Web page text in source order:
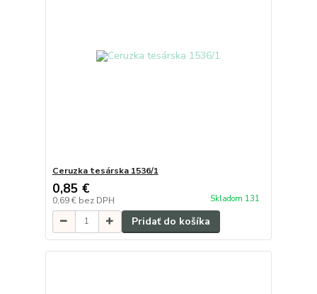
Ceruzka tesárska 1536/1
0,85 €
0,69 € bez DPH Skladom 131
Pridať do košíka